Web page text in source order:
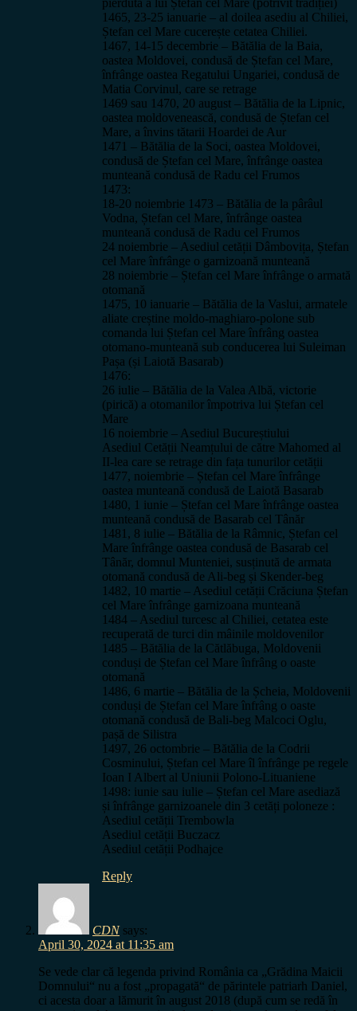
pierdută a lui Ștefan cel Mare (potrivit tradiției)
1465, 23-25 ianuarie – al doilea asediu al Chiliei,
Ștefan cel Mare cucerește cetatea Chiliei.
1467, 14-15 decembrie – Bătălia de la Baia,
oastea Moldovei, condusă de Ștefan cel Mare,
înfrânge oastea Regatului Ungariei, condusă de
Matia Corvinul, care se retrage
1469 sau 1470, 20 august – Bătălia de la Lipnic,
oastea moldovenească, condusă de Ștefan cel
Mare, a învins tătarii Hoardei de Aur
1471 – Bătălia de la Soci, oastea Moldovei,
condusă de Ștefan cel Mare, înfrânge oastea
munteană condusă de Radu cel Frumos
1473:
18-20 noiembrie 1473 – Bătălia de la pârâul
Vodna, Ștefan cel Mare, înfrânge oastea
munteană condusă de Radu cel Frumos
24 noiembrie – Asediul cetății Dâmbovița, Ștefan
cel Mare înfrânge o garnizoană munteană
28 noiembrie – Ștefan cel Mare înfrânge o armată
otomană
1475, 10 ianuarie – Bătălia de la Vaslui, armatele
aliate creștine moldo-maghiaro-polone sub
comanda lui Ștefan cel Mare înfrâng oastea
otomano-munteană sub conducerea lui Suleiman
Pașa (și Laiotă Basarab)
1476:
26 iulie – Bătălia de la Valea Albă, victorie
(pirică) a otomanilor împotriva lui Ștefan cel
Mare
16 noiembrie – Asediul Bucureștiului
Asediul Cetății Neamțului de către Mahomed al
II-lea care se retrage din fața tunurilor cetății
1477, noiembrie – Ștefan cel Mare înfrânge
oastea munteană condusă de Laiotă Basarab
1480, 1 iunie – Ștefan cel Mare înfrânge oastea
munteană condusă de Basarab cel Tânăr
1481, 8 iulie – Bătălia de la Râmnic, Ștefan cel
Mare înfrânge oastea condusă de Basarab cel
Tânăr, domnul Munteniei, susținută de armata
otomană condusă de Ali-beg și Skender-beg
1482, 10 martie – Asediul cetății Crăciuna Ștefan
cel Mare înfrânge garnizoana munteană
1484 – Asediul turcesc al Chiliei, cetatea este
recuperată de turci din mâinile moldovenilor
1485 – Bătălia de la Cătlăbuga, Moldovenii
conduși de Ștefan cel Mare înfrâng o oaste
otomană
1486, 6 martie – Bătălia de la Șcheia, Moldovenii
conduși de Ștefan cel Mare înfrâng o oaste
otomană condusă de Bali-beg Malcoci Oglu,
pașă de Silistra
1497, 26 octombrie – Bătălia de la Codrii
Cosminului, Ștefan cel Mare îl înfrânge pe regele
Ioan I Albert al Uniunii Polono-Lituaniene
1498: iunie sau iulie – Ștefan cel Mare asediază
și înfrânge garnizoanele din 3 cetăți poloneze :
Asediul cetății Trembowla
Asediul cetății Buczacz
Asediul cetății Podhajce
Reply
CDN says:
April 30, 2024 at 11:35 am
Se vede clar că legenda privind România ca „Grădina Maicii
Domnului“ nu a fost „propagată“ de părintele patriarh Daniel,
ci acesta doar a lămurit în august 2018 (după cum se redă în